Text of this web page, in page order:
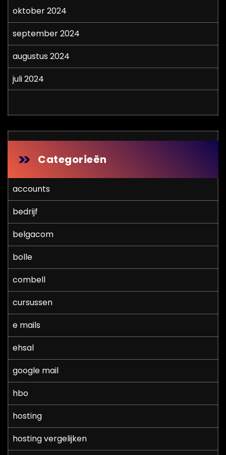
oktober 2024
september 2024
augustus 2024
juli 2024
Categorieën
accounts
bedrijf
belgacom
bolle
combell
cursussen
e mails
ehsal
google mail
hbo
hosting
hosting vergelijken